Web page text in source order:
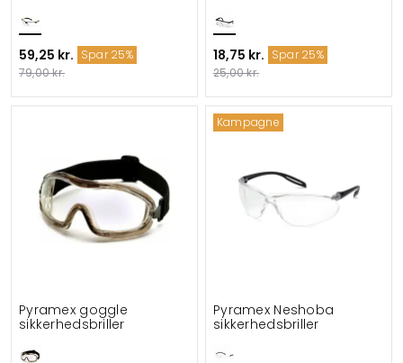
59,25 kr. Spar 25%
79,00 kr.
18,75 kr. Spar 25%
25,00 kr.
Pyramex goggle
sikkerhedsbriller
Kampagne
Pyramex Neshoba
sikkerhedsbriller